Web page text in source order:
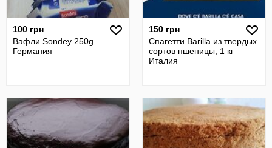
100 грн
Вафли Sondey 250g
Германия
150 грн
Спагетти Barilla из твердых
сортов пшеницы, 1 кг
Италия